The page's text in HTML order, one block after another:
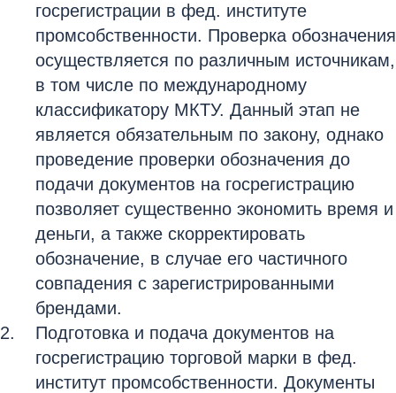
госрегистрации в фед. институте
промсобственности. Проверка обозначения
осуществляется по различным источникам,
в том числе по международному
классификатору МКТУ. Данный этап не
является обязательным по закону, однако
проведение проверки обозначения до
подачи документов на госрегистрацию
позволяет существенно экономить время и
деньги, а также скорректировать
обозначение, в случае его частичного
совпадения с зарегистрированными
брендами.
Подготовка и подача документов на
госрегистрацию торговой марки в фед.
институт промсобственности. Документы